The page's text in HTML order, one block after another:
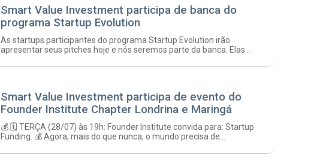
Smart Value Investment participa de banca do
programa Startup Evolution
As startups participantes do programa Startup Evolution irão
apresentar seus pitches hoje e nós seremos parte da banca. Elas...
Smart Value Investment participa de evento do
Founder Institute Chapter Londrina e Maringá
💰 🗓️ TERÇA (28/07) às 19h: Founder Institute convida para: Startup
Funding. 💰 Agora, mais do que nunca, o mundo precisa de...